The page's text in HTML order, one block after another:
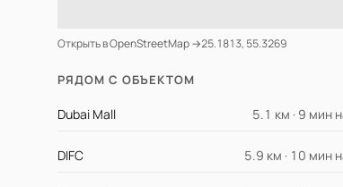
Открыть в OpenStreetMap →25.1813, 55.3269
РЯДОМ С ОБЪЕКТОМ
Dubai Mall 5.1 км · 9 мин
DIFC 5.9 км · 10 мин